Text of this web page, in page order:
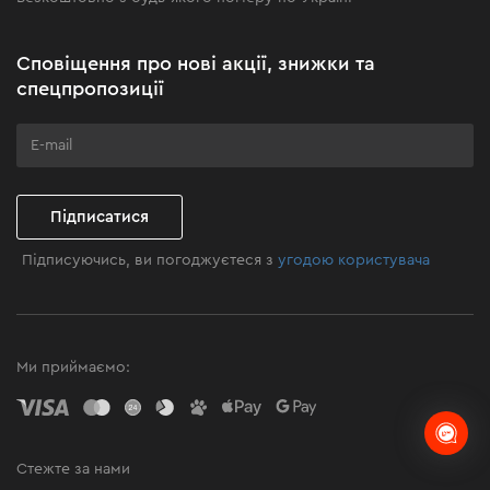
Клуб майстерності
Сповіщення про нові акції, знижки та
спецпропозиції
Підписатися
Підписуючись, ви погоджуєтеся зугодою користувача
Ми приймаємо:
Стежте за нами